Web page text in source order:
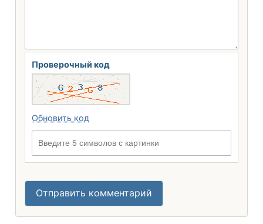
Проверочный код
Обновить код
Отправить комментарий